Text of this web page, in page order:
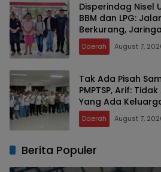
Disperindag Nisel
BBM dan LPG:
Berkurang,
Daerah August 7,
Tak Ada Pisah
PMPTSP, Arif:
Yang Ada
Daerah August 7,
Berita Populer